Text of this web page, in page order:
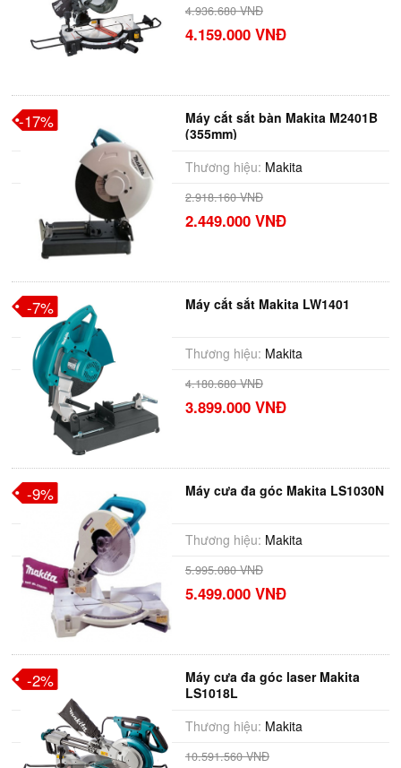
4.936.680 VNĐ
4.159.000 VNĐ
Máy cắt sắt bàn Makita M2401B
(355mm)
Thương hiệu: Makita
2.918.160 VNĐ
2.449.000 VNĐ
-17%
Máy cắt sắt Makita LW1401
Thương hiệu: Makita
4.180.680 VNĐ
3.899.000 VNĐ
-7%
Máy cưa đa góc Makita LS1030N
Thương hiệu: Makita
5.995.080 VNĐ
5.499.000 VNĐ
-9%
Máy cưa đa góc laser Makita
LS1018L
Thương hiệu: Makita
10.591.560 VNĐ
-2%